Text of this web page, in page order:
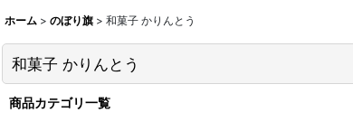
ホーム > のぼり旗 > 和菓子 かりんとう
和菓子 かりんとう
商品カテゴリ一覧